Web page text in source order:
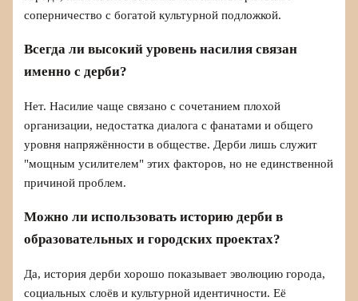
соперничество с богатой культурной подложкой.
Всегда ли высокий уровень насилия связан
именно с дерби?
Нет. Насилие чаще связано с сочетанием плохой
организации, недостатка диалога с фанатами и общего
уровня напряжённости в обществе. Дерби лишь служит
"мощным усилителем" этих факторов, но не единственной
причиной проблем.
Можно ли использовать историю дерби в
образовательных и городских проектах?
Да, история дерби хорошо показывает эволюцию города,
социальных слоёв и культурной идентичности. Её